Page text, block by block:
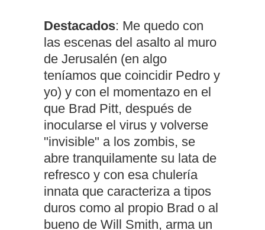
Destacados: Me quedo con
las escenas del asalto al muro
de Jerusalén (en algo
teníamos que coincidir Pedro y
yo) y con el momentazo en el
que Brad Pitt, después de
inocularse el virus y volverse
"invisible" a los zombis, se
abre tranquilamente su lata de
refresco y con esa chulería
innata que caracteriza a tipos
duros como al propio Brad o al
bueno de Will Smith, arma un